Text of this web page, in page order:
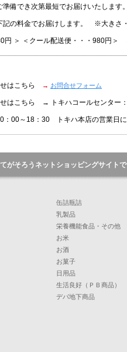
備でき次第最短でお届けいたします。
記の料金でお届けします。 ※大きさ
円 ＞ ＜クール配送便・・・980円＞
せはこちら
→ お問合せフォーム
せはこちら → トキハコールセンター
～18：30 トキハ本店の営業日に
がそろうネットショッピングサイトで
缶詰瓶詰
乳製品
栄養機能食品・その他
お米
お酒
お菓子
日用品
生活良好（ＰＢ商品）
デパ地下商品